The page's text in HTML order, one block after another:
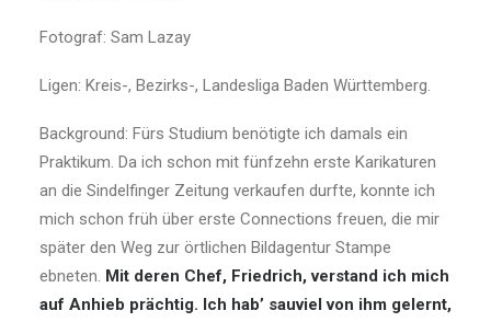
Fotograf: Sam Lazay
Ligen: Kreis-, Bezirks-, Landesliga Baden Württemberg.
Background: Fürs Studium benötigte ich damals ein
Praktikum. Da ich schon mit fünfzehn erste Karikaturen
an die Sindelfinger Zeitung verkaufen durfte, konnte ich
mich schon früh über erste Connections freuen, die mir
später den Weg zur örtlichen Bildagentur Stampe
ebneten. Mit deren Chef, Friedrich, verstand ich mich
auf Anhieb prächtig. Ich hab’ sauviel von ihm gelernt,